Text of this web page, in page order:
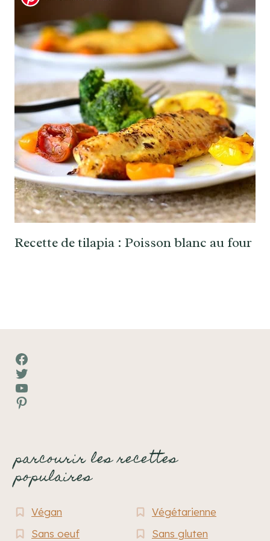
Recette de tilapia : Poisson blanc au four
Facebook
Twitter
YouTube
Pinterest
parcourir les recettes
populaires
Végan
Végétarienne
Sans oeuf
Sans gluten